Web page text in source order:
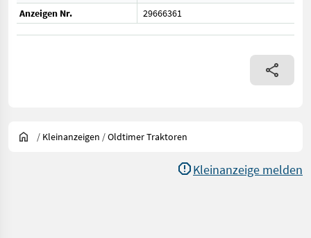
Anzeigen Nr.
29666361
/ Kleinanzeigen /Oldtimer Traktoren
Kleinanzeige melden